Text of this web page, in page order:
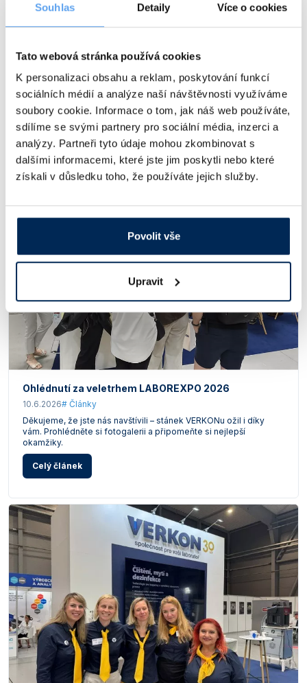
Souhlas Detaily Více o cookies
Tato webová stránka používá cookies
K personalizaci obsahu a reklam, poskytování funkcí
sociálních médií a analýze naší návštěvnosti využíváme
soubory cookie. Informace o tom, jak náš web používáte,
sdílíme se svými partnery pro sociální média, inzerci a
analýzy. Partneři tyto údaje mohou zkombinovat s
dalšími informacemi, které jste jim poskytli nebo které
získali v důsledku toho, že používáte jejich služby.
Povolit vše
Upravit
Maximální bezpečnost na minimálním prostoru
27.7.2026# Nový sortiment # Články
Stolní, podstavná, nebo vestavná?
Celý článek
Ohlédnutí za veletrhem LABOREXPO 2026
10.6.2026# Články
Děkujeme, že jste nás navštívili – stánek VERKONu ožil i díky
vám. Prohlédněte si fotogalerii a připomeňte si nejlepší
okamžiky.
Celý článek